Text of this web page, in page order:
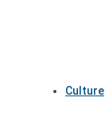
Culture